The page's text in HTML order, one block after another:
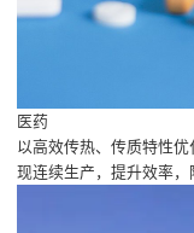
医药
以高效传热、传质特性
现连续生产，提升效率，